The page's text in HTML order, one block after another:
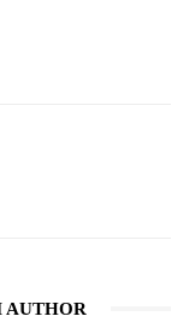
AUTHOR